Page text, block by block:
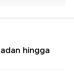
hingga